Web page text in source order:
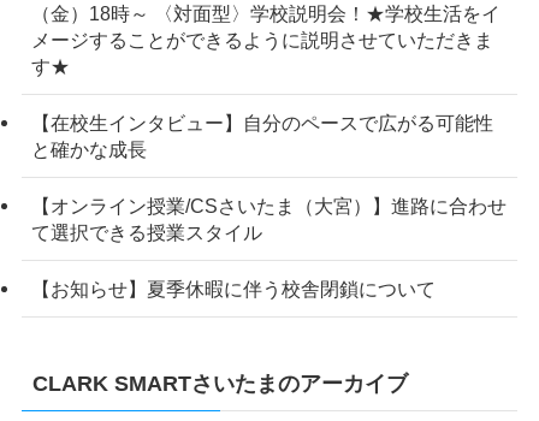
（金）18時～ 〈対面型〉学校説明会！★学校生活をイ
メージすることができるように説明させていただきま
す★
【在校生インタビュー】自分のペースで広がる可能性
と確かな成長
【オンライン授業/CSさいたま（大宮）】進路に合わせ
て選択できる授業スタイル
【お知らせ】夏季休暇に伴う校舎閉鎖について
CLARK SMARTさいたまのアーカイブ